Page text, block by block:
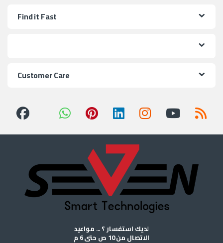
Find it Fast
Customer Care
لديك استفسار ؟ ... مواعيد
الاتصال من 10 ص حتى 6 م